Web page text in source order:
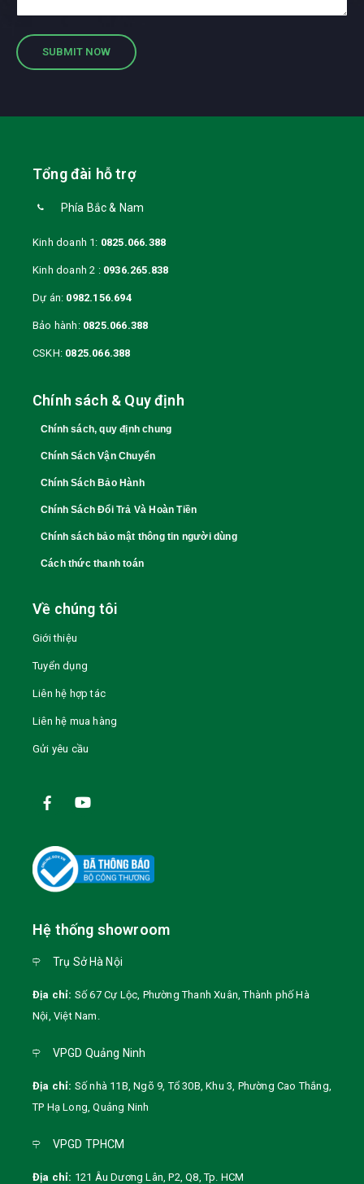
Tổng đài hỗ trợ
Phía Bắc & Nam
Kinh doanh 1: 0825.066.388
Kinh doanh 2 : 0936.265.838
Dự án: 0982.156.694
Bảo hành: 0825.066.388
CSKH: 0825.066.388
Chính sách & Quy định
Chính sách, quy định chung
Chính Sách Vận Chuyển
Chính Sách Bảo Hành
Chính Sách Đổi Trả Và Hoàn Tiền
Chính sách bảo mật thông tin người dùng
Cách thức thanh toán
Về chúng tôi
Giới thiệu
Tuyển dụng
Liên hệ hợp tác
Liên hệ mua hàng
Gửi yêu cầu
Hệ thống showroom
Trụ Sở Hà Nội
Địa chỉ: Số 67 Cự Lộc, Phường Thanh Xuân, Thành phố Hà
Nội Việt Nam
VPGD Quảng Ninh
Địa chỉ: Số nhà 11B, Ngõ 9, Tổ 30B, Khu 3, Phường Cao Thắng,
TP Hạ Long, Quảng Ninh
VPGD TPHCM
Địa chỉ: 121 Âu Dương Lân, P2, Q8, Tp. HCM